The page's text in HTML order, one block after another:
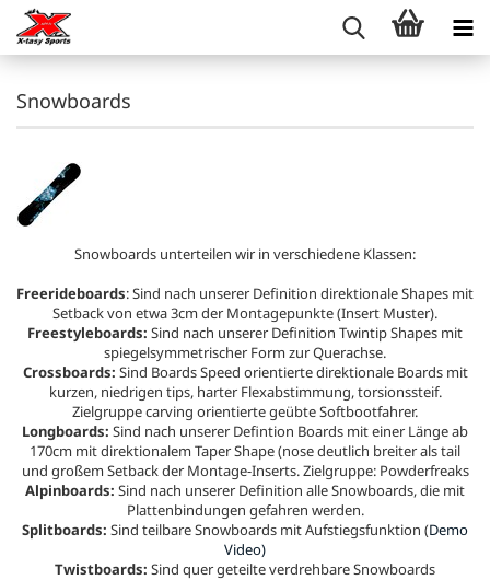
Snowboards
Snowboards unterteilen wir in verschiedene Klassen:
Freerideboards: Sind nach unserer Definition direktionale Shapes mit
Setback von etwa 3cm der Montagepunkte (Insert Muster).
Freestyleboards: Sind nach unserer Definition Twintip Shapes mit
spiegelsymmetrischer Form zur Querachse.
Crossboards: Sind Boards Speed orientierte direktionale Boards mit
kurzen, niedrigen tips, harter Flexabstimmung, torsionssteif.
Zielgruppe carving orientierte geübte Softbootfahrer.
Longboards: Sind nach unserer Defintion Boards mit einer Länge ab
170cm mit direktionalem Taper Shape (nose deutlich breiter als tail
und großem Setback der Montage-Inserts. Zielgruppe: Powderfreaks
Alpinboards: Sind nach unserer Definition alle Snowboards, die mit
Plattenbindungen gefahren werden.
Splitboards: Sind teilbare Snowboards mit Aufstiegsfunktion (Demo
Video)
Twistboards: Sind quer geteilte verdrehbare Snowboards